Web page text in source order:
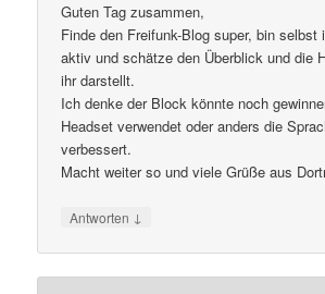
Guten Tag zusammen,
Finde den Freifunk-Blog super, bin selbst
aktiv und schätze den Überblick und die
ihr darstellt.
Ich denke der Block könnte noch
Headset verwendet oder anders die
verbessert.
Macht weiter so und viele Grüße aus
Antworten ↓